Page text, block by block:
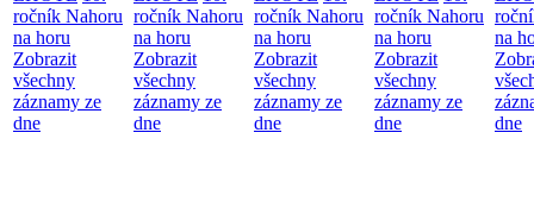
ročník Nahoru
na horu
Zobrazit
všechny
záznamy ze
dne
ročník Nahoru
na horu
Zobrazit
všechny
záznamy ze
dne
ročník Nahoru
na horu
Zobrazit
všechny
záznamy ze
dne
ročník Nahoru
na horu
Zobrazit
všechny
záznamy ze
dne
na
dne